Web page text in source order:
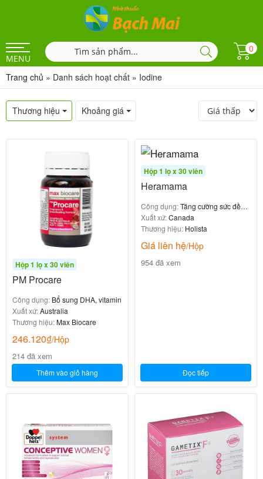
MENU
0
Trang chủ » Danh sách hoạt chất » Iodine
Thương hiệu Khoảng giá
Hộp 1 lọ x 30 viên
PM Procare
Công dụng: Bổ sung DHA, vitamin
Xuất xứ:Australia
Thương hiệu:Max Biocare
246.120₫/Hộp
214 đã xem
Thêm vào giỏ hàng
Hộp 1 lọ x 30 viên
Heramama
Công dụng:Tăng cường sức đề
kháng
Xuất xứ:Canada
Thương hiệu: Holista
Giá liên hệ/Hộp
954 đã xem
Đọc tiếp